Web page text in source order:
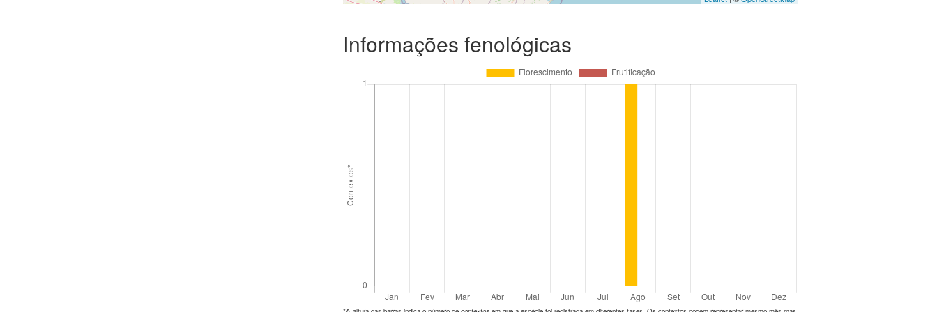
Informações fenológicas